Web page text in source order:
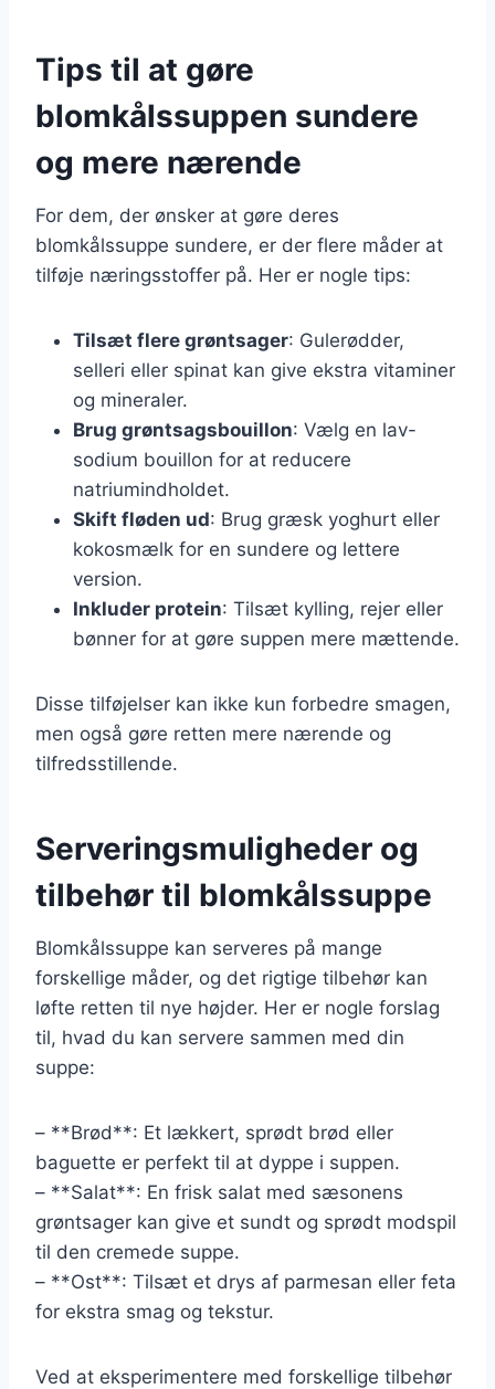
Tips til at gøre
blomkålssuppen sundere
og mere nærende
For dem, der ønsker at gøre deres
blomkålssuppe sundere, er der flere måder at
tilføje næringsstoffer på. Her er nogle tips:
Tilsæt flere grøntsager: Gulerødder,
selleri eller spinat kan give ekstra vitaminer
og mineraler.
Brug grøntsagsbouillon: Vælg en lav-
sodium bouillon for at reducere
natriumindholdet.
Skift fløden ud: Brug græsk yoghurt eller
kokosmælk for en sundere og lettere
version.
Inkluder protein: Tilsæt kylling, rejer eller
bønner for at gøre suppen mere mættende.
Disse tilføjelser kan ikke kun forbedre smagen,
men også gøre retten mere nærende og
tilfredsstillende.
Serveringsmuligheder og
tilbehør til blomkålssuppe
Blomkålssuppe kan serveres på mange
forskellige måder, og det rigtige tilbehør kan
løfte retten til nye højder. Her er nogle forslag
til, hvad du kan servere sammen med din
suppe:
– **Brød**: Et lækkert, sprødt brød eller
baguette er perfekt til at dyppe i suppen.
– **Salat**: En frisk salat med sæsonens
grøntsager kan give et sundt og sprødt modspil
til den cremede suppe.
– **Ost**: Tilsæt et drys af parmesan eller feta
for ekstra smag og tekstur.
Ved at eksperimentere med forskellige tilbehør